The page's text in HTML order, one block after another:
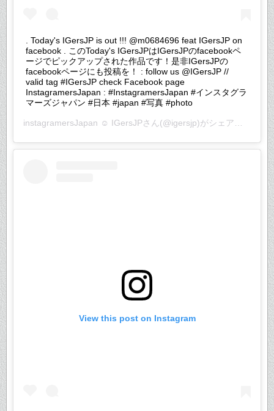
. Today's IGersJP is out !!! @m0684696 feat IGersJP on
facebook . このToday's IGersJPはIGersJPのfacebookペ
ージでピックアップされた作品です！是非IGersJPの
facebookページにも投稿を！ : follow us @IGersJP //
valid tag #IGersJP check Facebook page
InstagramersJapan : #InstagramersJapan #インスタグラ
マーズジャパン #日本 #japan #写真 #photo
instagramersJapan ☺︎ IGersJPさん(@igersjp)がシェアした投稿 –
View this post on Instagram